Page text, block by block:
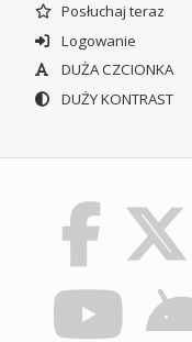
Posłuchaj teraz
Logowanie
DUŻA CZCIONKA
DUŻY KONTRAST